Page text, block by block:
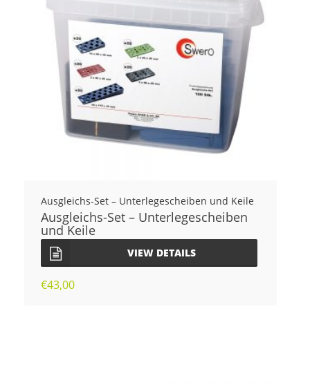
Ausgleichs-Set – Unterlegescheiben und Keile
Ausgleichs-Set – Unterlegescheiben
und Keile
VIEW DETAILS
€43,00